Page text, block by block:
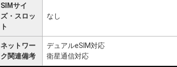
SIMサイ
ズ・スロッ
ト
なし
ネットワー
ク関連備考
デュアルeSIM対応
衛星通信対応